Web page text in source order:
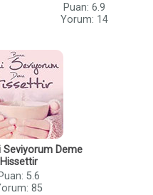
Puan: 6.9
Yorum: 14
Seviyorum Deme
Hissettir
Puan: 5.6
85